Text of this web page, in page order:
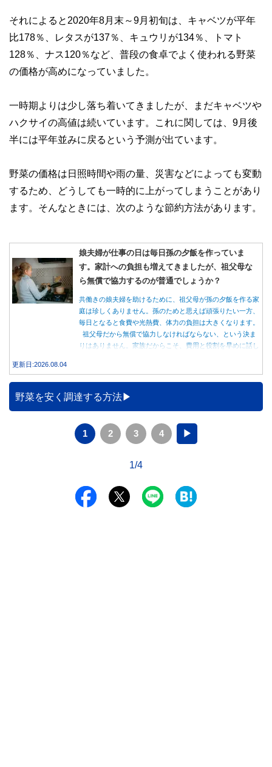
それによると2020年8月末～9月初旬は、キャベツが平年
比178％、レタスが137％、キュウリが134％、トマト
128％、ナス120％など、普段の食卓でよく使われる野菜
の価格が高めになっていました。
一時期よりは少し落ち着いてきましたが、まだキャベツや
ハクサイの高値は続いています。これに関しては、9月後
半には平年並みに戻るという予測が出ています。
野菜の価格は日照時間や雨の量、災害などによっても変動
するため、どうしても一時的に上がってしまうことがあり
ます。そんなときには、次のような節約方法があります。
娘夫婦が仕事の日は毎日孫の夕飯を作っていま
す。家計への負担も増えてきましたが、祖父母な
ら無償で協力するのが普通でしょうか？
共働きの娘夫婦を助けるために、祖父母が孫の夕飯を作る家
庭は珍しくありません。孫のためと思えば頑張りたい一方、
毎日となると食費や光熱費、体力の負担は大きくなります。
祖父母だから無償で協力しなければならない、という決ま
りはありません。家族だからこそ、費用と役割を早めに話し
更新日:2026.08.04
野菜を安く調達する方法
1 2 3 4 ▶
1/4